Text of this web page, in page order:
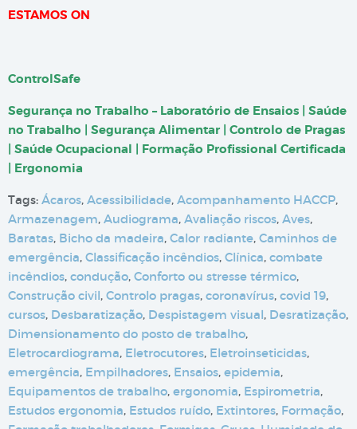
ESTAMOS ON
ControlSafe
Segurança no Trabalho – Laboratório de Ensaios | Saúde
no Trabalho | Segurança Alimentar | Controlo de Pragas
| Saúde Ocupacional | Formação Profissional Certificada
| Ergonomia
Tags: Ácaros, Acessibilidade, Acompanhamento HACCP,
Armazenagem, Audiograma, Avaliação riscos, Aves,
Baratas, Bicho da madeira, Calor radiante, Caminhos de
emergência, Classificação incêndios, Clínica, combate
incêndios, condução, Conforto ou stresse térmico,
Construção civil, Controlo pragas, coronavírus, covid 19,
cursos, Desbaratização, Despistagem visual, Desratização,
Dimensionamento do posto de trabalho,
Eletrocardiograma, Eletrocutores, Eletroinseticidas,
emergência, Empilhadores, Ensaios, epidemia,
Equipamentos de trabalho, ergonomia, Espirometria,
Estudos ergonomia, Estudos ruído, Extintores, Formação,